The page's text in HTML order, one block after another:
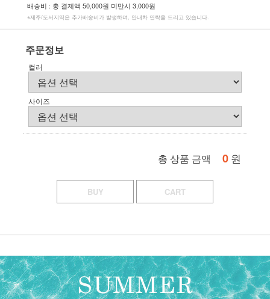
배송비 : 총 결제액 50,000원 미만시 3,000원
※제주/도서지역은 추가배송비가 발생하며, 안내차 연락을 드리고 있습니다.
주문정보
컬러
사이즈
총 상품 금액 0 원
BUY CART